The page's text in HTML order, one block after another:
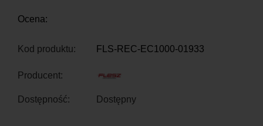
Ocena:
Kod produktu: FLS-REC-EC1000-01933
Producent:
Dostępność: Dostępny